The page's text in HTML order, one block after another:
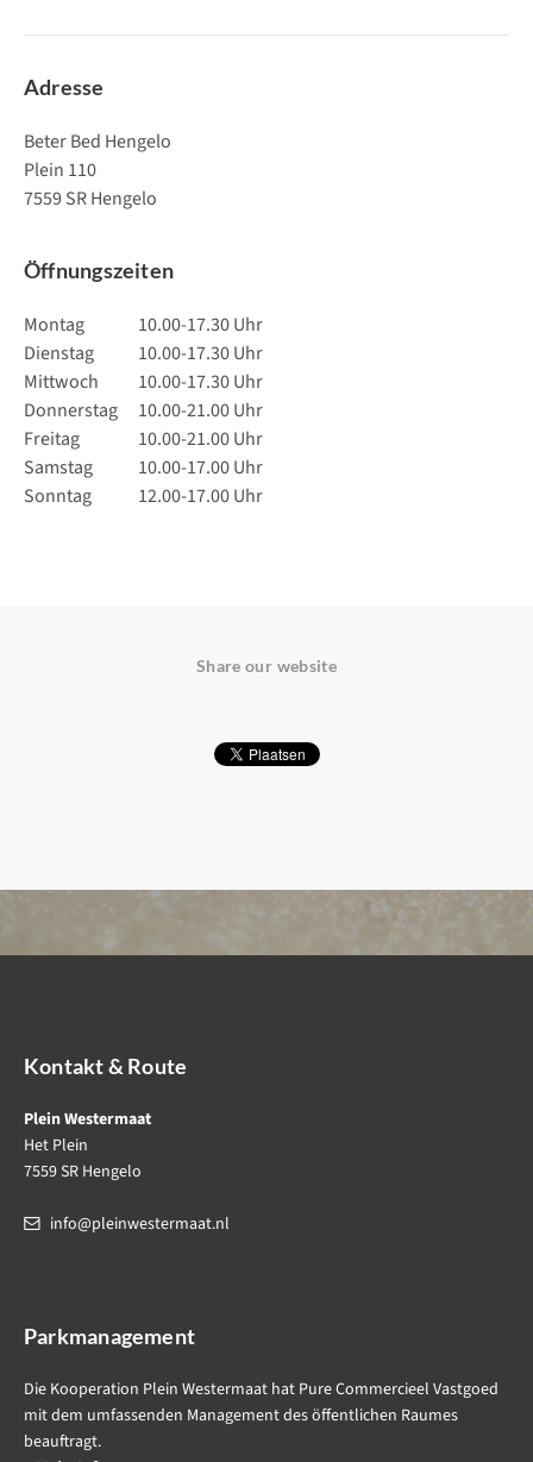
Adresse
Beter Bed Hengelo
Plein 110
7559 SR Hengelo
Öffnungszeiten
Montag
10.00-17.30 Uhr
Dienstag
10.00-17.30 Uhr
Mittwoch
10.00-17.30 Uhr
Donnerstag
10.00-21.00 Uhr
Freitag
10.00-21.00 Uhr
Samstag
10.00-17.00 Uhr
Sonntag
12.00-17.00 Uhr
Share our website
Kontakt & Route
Plein Westermaat
Het Plein
7559 SR Hengelo
info@pleinwestermaat.nl
Parkmanagement
Die Kooperation Plein Westermaat hat Pure Commercieel Vastgoed
mit dem umfassenden Management des öffentlichen Raumes
beauftragt.